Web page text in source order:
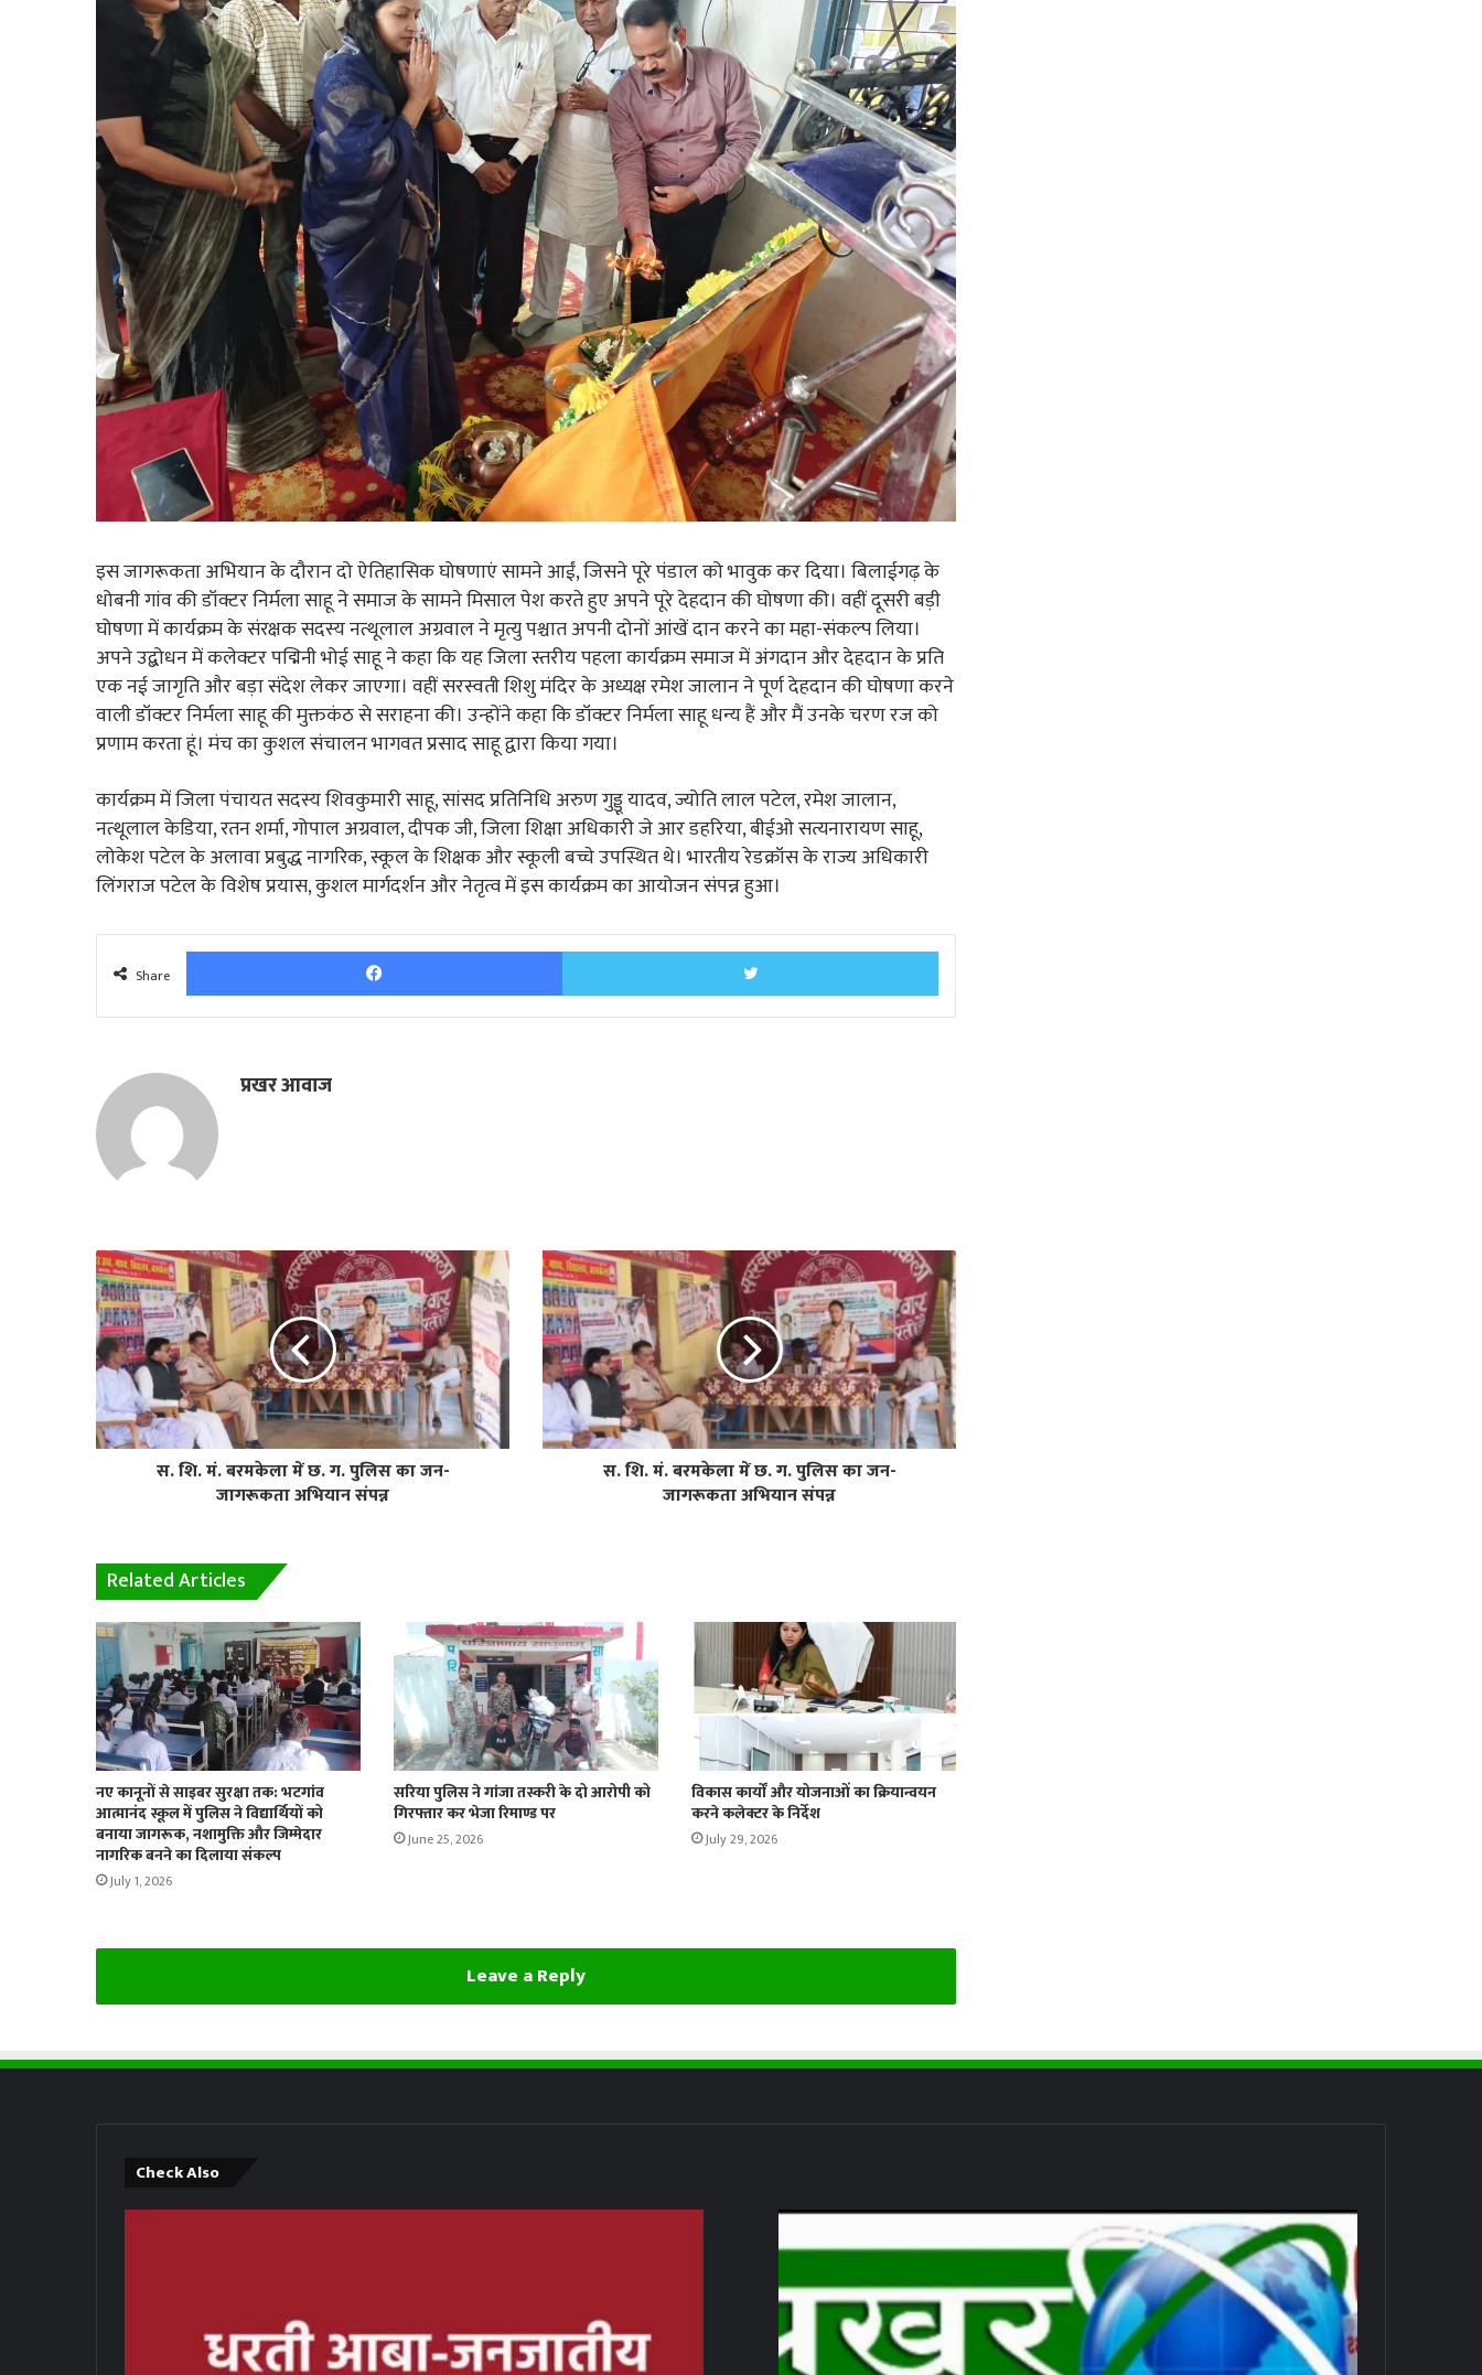
इस जागरूकता अभियान के दौरान दो ऐतिहासिक घोषणाएं सामने आईं, जिसने पूरे पंडाल को भावुक कर दिया। बिलाईगढ़ के
धोबनी गांव की डॉक्टर निर्मला साहू ने समाज के सामने मिसाल पेश करते हुए अपने पूरे देहदान की घोषणा की। वहीं दूसरी बड़ी
घोषणा में कार्यक्रम के संरक्षक सदस्य नत्थूलाल अग्रवाल ने मृत्यु पश्चात अपनी दोनों आंखें दान करने का महा-संकल्प लिया।
अपने उद्बोधन में कलेक्टर पद्मिनी भोई साहू ने कहा कि यह जिला स्तरीय पहला कार्यक्रम समाज में अंगदान और देहदान के प्रति
एक नई जागृति और बड़ा संदेश लेकर जाएगा। वहीं सरस्वती शिशु मंदिर के अध्यक्ष रमेश जालान ने पूर्ण देहदान की घोषणा करने
वाली डॉक्टर निर्मला साहू की मुक्तकंठ से सराहना की। उन्होंने कहा कि डॉक्टर निर्मला साहू धन्य हैं और मैं उनके चरण रज को
प्रणाम करता हूं। मंच का कुशल संचालन भागवत प्रसाद साहू द्वारा किया गया।
कार्यक्रम में जिला पंचायत सदस्य शिवकुमारी साहू, सांसद प्रतिनिधि अरुण गुड्डू यादव, ज्योति लाल पटेल, रमेश जालान,
नत्थूलाल केडिया, रतन शर्मा, गोपाल अग्रवाल, दीपक जी, जिला शिक्षा अधिकारी जे आर डहरिया, बीईओ सत्यनारायण साहू,
लोकेश पटेल के अलावा प्रबुद्ध नागरिक, स्कूल के शिक्षक और स्कूली बच्चे उपस्थित थे। भारतीय रेडक्रॉस के राज्य अधिकारी
लिंगराज पटेल के विशेष प्रयास, कुशल मार्गदर्शन और नेतृत्व में इस कार्यक्रम का आयोजन संपन्न हुआ।
Share
Facebook Twitter
प्रखर आवाज
स. शि. मं. बरमकेला में छ. ग. पुलिस का जन-
जागरूकता अभियान संपन्न
स. शि. मं. बरमकेला में छ. ग. पुलिस का जन-
जागरूकता अभियान संपन्न
Related Articles
नए कानूनों से साइबर सुरक्षा तक: भटगांव
आत्मानंद स्कूल में पुलिस ने विद्यार्थियों को
बनाया जागरूक, नशामुक्ति और जिम्मेदार
नागरिक बनने का दिलाया संकल्प
July 1, 2026
सरिया पुलिस ने गांजा तस्करी के दो आरोपी को
गिरफ्तार कर भेजा रिमाण्ड पर
June 25, 2026
विकास कार्यों और योजनाओं का क्रियान्वयन
करने कलेक्टर के निर्देश
July 29, 2026
Leave a Reply
Check Also